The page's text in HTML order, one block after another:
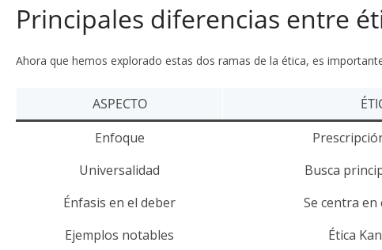
Principales diferencias entre
Ahora que hemos explorado estas dos ramas de la ética, es
ASPECTO
Enfoque
Universalidad
Busca
Énfasis en el deber
Se centra
Ejemplos notables
Ética